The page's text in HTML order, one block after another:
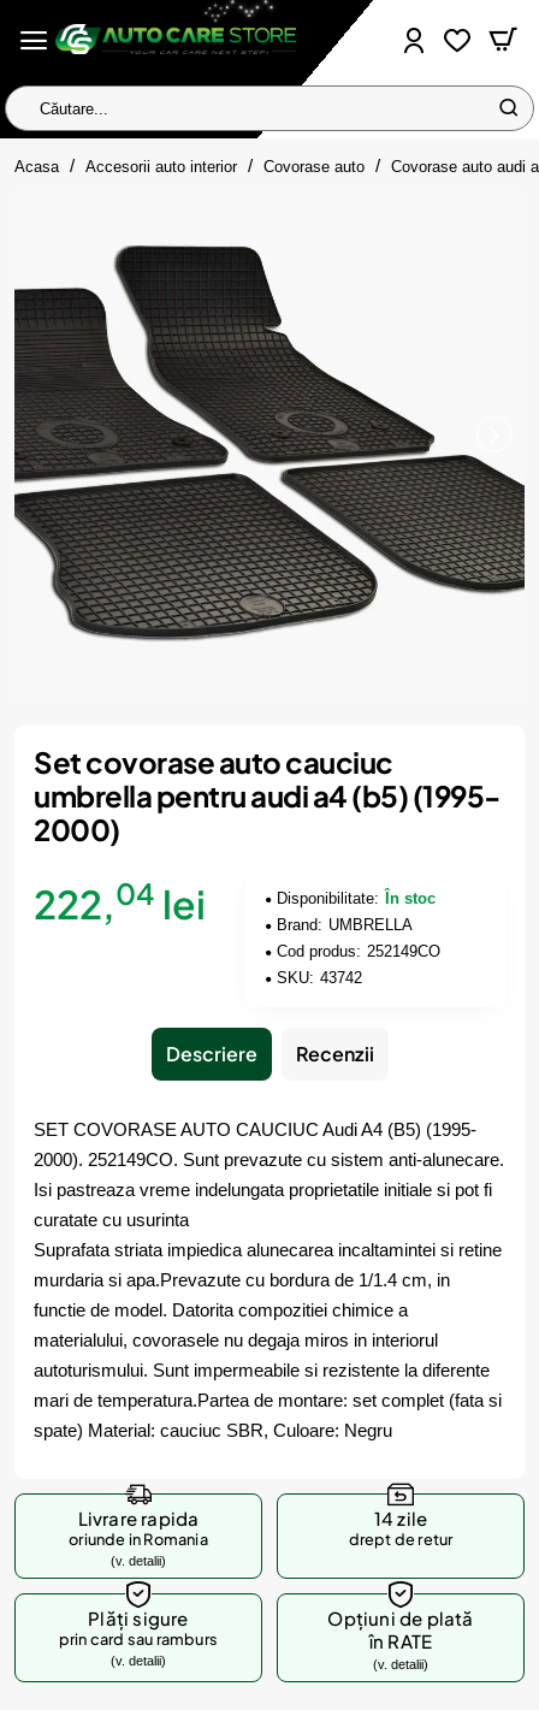
Căutare...
Acasa homeAccesorii auto interior Covorase auto Covorase auto audi
Set covorase auto cauciuc
umbrella pentru audi a4 (b5) (1995-
2000)
222,04 lei Disponibilitate:
În stoc
Brand: UMBRELLA
Cod produs: 252149CO
SKU: 43742
Descriere Recenzii
SET COVORASE AUTO CAUCIUC Audi A4 (B5) (1995-
2000). 252149CO. Sunt prevazute cu sistem anti-alunecare.
Isi pastreaza vreme indelungata proprietatile initiale si pot fi
curatate cu usurinta
Suprafata striata impiedica alunecarea incaltamintei si retine
murdaria si apa.Prevazute cu bordura de 1/1.4 cm, in
functie de model. Datorita compozitiei chimice a
materialului, covorasele nu degaja miros in interiorul
autoturismului. Sunt impermeabile si rezistente la diferente
mari de temperatura.Partea de montare: set complet (fata si
spate) Material: cauciuc SBR, Culoare: Negru
Livrare rapida
oriunde in Romania
(v. detalii)
14 zile
drept de retur
Plăți sigure
prin card sau ramburs
(v. detalii)
Opțiuni de plată
în RATE
(v. detalii)